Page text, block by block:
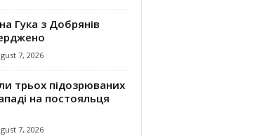
Гука з Добрянів
7, 2026
трьох підозрюваних
на постояльця
7, 2026